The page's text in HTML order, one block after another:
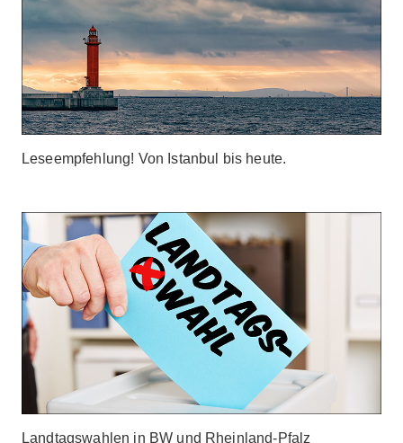
Leseempfehlung! Von Istanbul bis heute.
Landtagswahlen in BW und Rheinland-Pfalz